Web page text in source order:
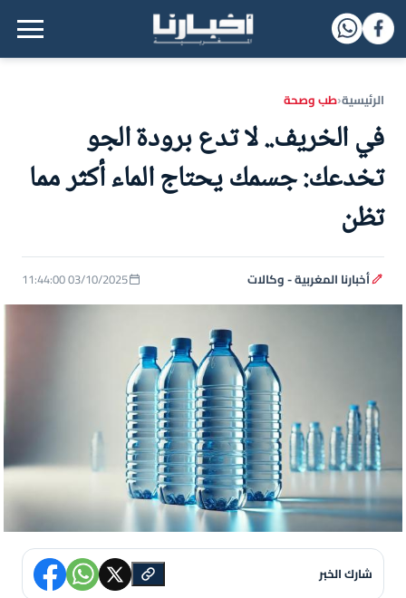
القائمة الرئيسية
الرئيسية‹طب وصحة
في الخريف.. لا تدع برودة الجو
تخدعك: جسمك يحتاج الماء أكثر مما
تظن
أخبارنا المغربية - وكالات 03/10/2025 11:44:00
شارك الخبر